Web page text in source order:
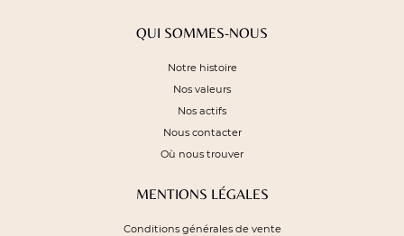
QUI SOMMES-NOUS
Notre histoire
Nos valeurs
Nos actifs
Nous contacter
Où nous trouver
MENTIONS LÉGALES
Conditions générales de vente